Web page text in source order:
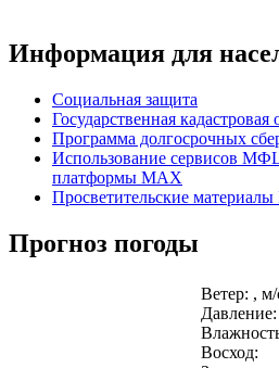
Информация для
Социальная защита
Государственная кадастровая
Программа долгосрочных
Использование сервисов
платформы MAX
Просветительские материалы
Прогноз погоды
Ветер: , м/
Восход: